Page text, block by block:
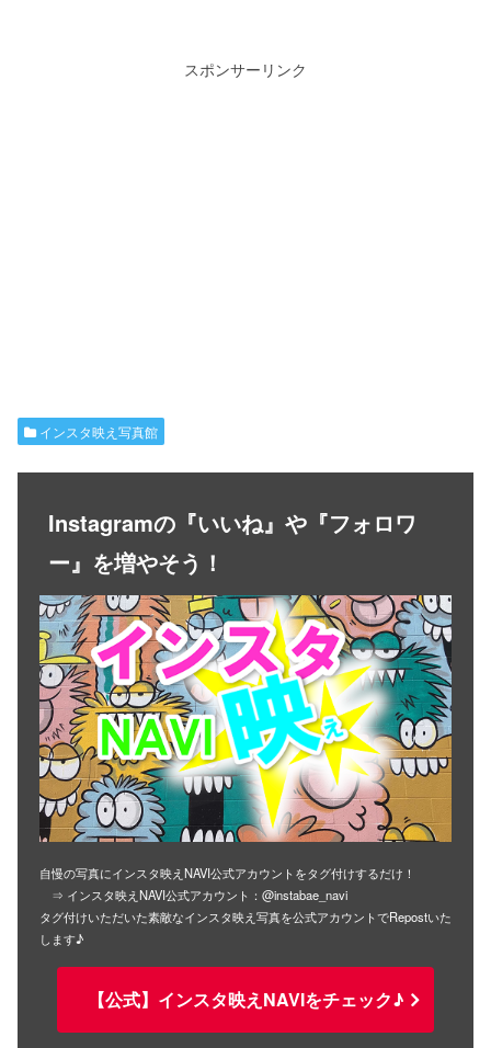
スポンサーリンク
インスタ映え写真館
Instagramの『いいね』や『フォロワ
ー』を増やそう！
自慢の写真にインスタ映えNAVI公式アカウントをタグ付けするだけ！
⇒ インスタ映えNAVI公式アカウント：@instabae_navi
タグ付けいただいた素敵なインスタ映え写真を公式アカウントでRepostいた
します♪
【公式】インスタ映えNAVIをチェック♪